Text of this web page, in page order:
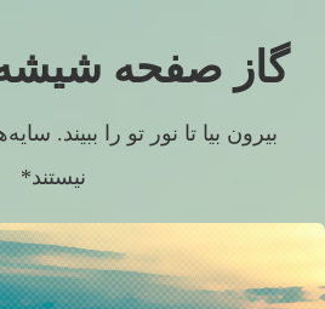
گاز صفحه
بیرون بیا تا نور تو را ببیند.
نیستند*